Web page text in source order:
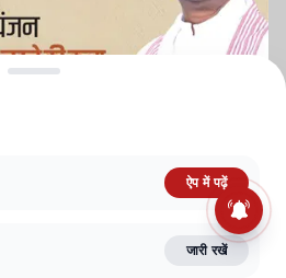
TERMS AND CONDITIONS
FACT CHECKING POLICY
ऐप में पढ़ें
जारी रखें